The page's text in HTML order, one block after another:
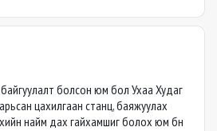
болсон юм бол Ухаа Худаг
цахилгаан станц, баяжуулах
найм дах гайхамшиг болох юм бн